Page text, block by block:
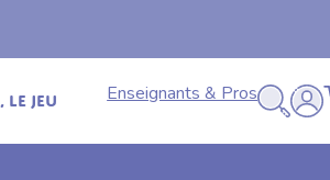
le jeu Enseignants & Pros